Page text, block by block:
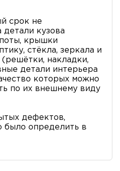
срок не
детали кузова
крышки
стёкла, зеркала и
(решётки, накладки,
детали интерьера
которых можно
по их внешнему виду
дефектов,
было определить в